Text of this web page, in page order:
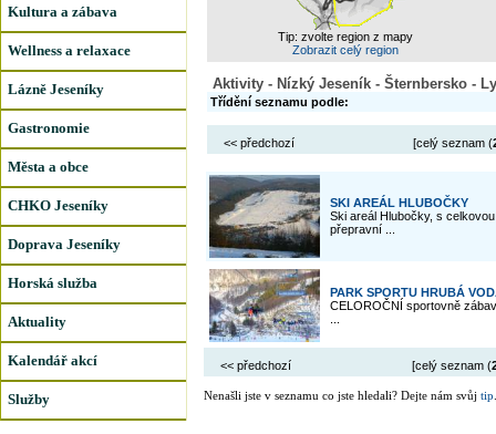
Kultura a zábava
Wellness a relaxace
Lázně Jeseníky
Gastronomie
Města a obce
CHKO Jeseníky
Doprava Jeseníky
Horská služba
Aktuality
Kalendář akcí
Služby
Tip: zvolte region z mapy
Zobrazit celý region
Aktivity - Nízký Jeseník - Šternbersko -
Třídění seznamu podle:
<< předchozí [celý seznam (
SKI AREÁL HLUBOČKY
Ski areál Hlubočky, s
přepravní ...
PARK SPORTU HRUBÁ
CELOROČNÍ sportovně
<< předchozí [celý seznam (
Nenašli jste v seznamu co jste hledali? Dejte nám svůj tip